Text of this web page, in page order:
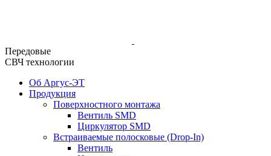
Передовые
СВЧ технологии
Об Аргус-ЭТ
Продукция
Поверхностного монтажа
Вентиль SMD
Циркулятор SMD
Встраиваемые полосковые (Drop-In)
Вентиль